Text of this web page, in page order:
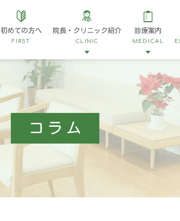
初めての方へ
FIRST
院長・クリニック紹介
CLINIC
クリニック紹介
ドクターズインタビュー
当院の特徴
診療案内
MEDICAL
一般内科
内視鏡内科
消化器内科
腫瘍内科
検診・健康診断
当院で受けられる
大
コラム